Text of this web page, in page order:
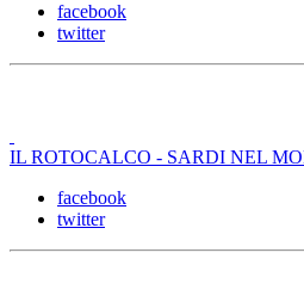
facebook
twitter
IL ROTOCALCO - SARDI NEL
facebook
twitter